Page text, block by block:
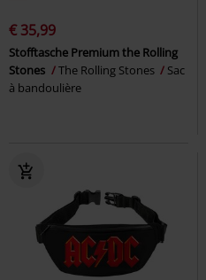
€ 35,99
Stofftasche Premium the Rolling
Stones
The Rolling Stones
Sac
à bandoulière